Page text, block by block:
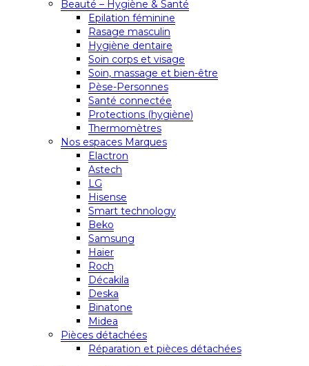
Beauté – Hygiène & Santé
Epilation féminine
Rasage masculin
Hygiène dentaire
Soin corps et visage
Soin, massage et bien-être
Pèse-Personnes
Santé connectée
Protections (hygiène)
Thermomètres
Nos espaces Marques
Elactron
Astech
LG
Hisense
Smart technology
Beko
Samsung
Haier
Roch
Décakila
Deska
Binatone
Midea
Pièces détachées
Réparation et pièces détachées